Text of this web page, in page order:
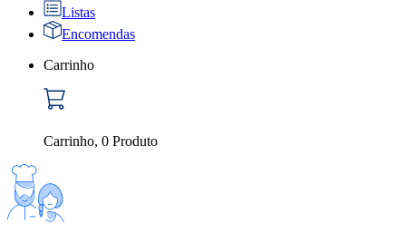
Listas
Encomendas
Carrinho
Carrinho, 0 Produto